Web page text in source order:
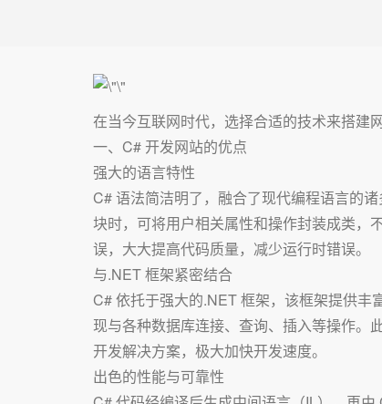
在当今互联网时代，选择合适的技术来搭建
一、C# 开发网站的优点
强大的语言特性
C# 语法简洁明了，融合了现代编程语言的
块时，可将用户相关属性和操作封装成类，
误，大大提高代码质量，减少运行时错误。
与.NET 框架紧密结合
C# 依托于强大的.NET 框架，该框架提供丰
现与各种数据库连接、查询、插入等操作。
开发解决方案，极大加快开发速度。
出色的性能与可靠性